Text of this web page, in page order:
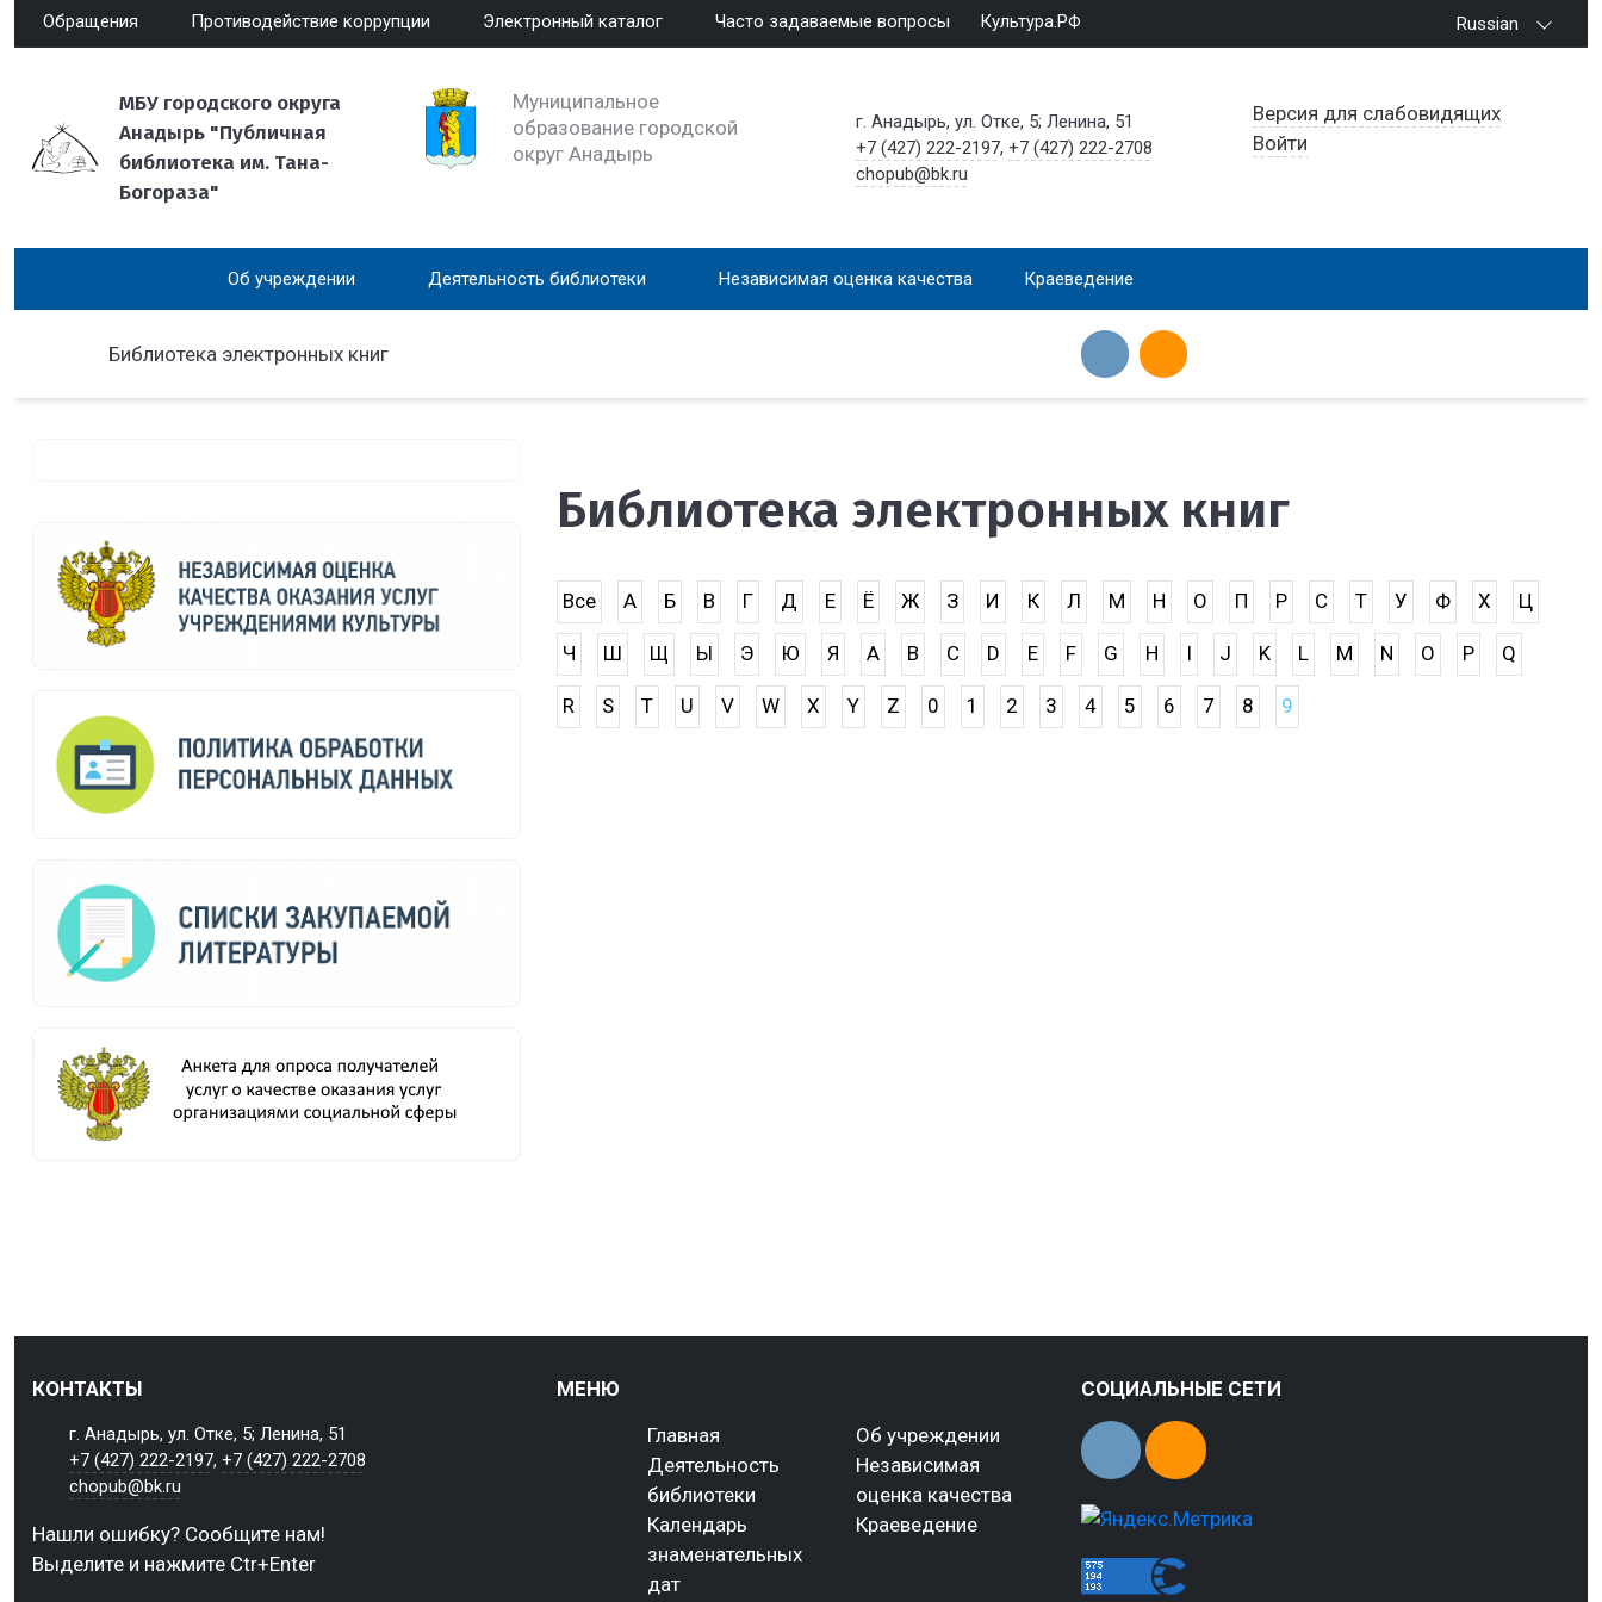
Обращения Противодействие коррупции Электронный каталог Часто задаваемые вопросы Культура.РФ Russian
МБУ городского округа
Анадырь "Публичная
библиотека им. Тана-
Богораза"
Муниципальное
образование городской
округ Анадырь
г. Анадырь, ул. Отке, 5; Ленина, 51
+7 (427) 222-2197,+7 (427) 222-2708
chopub@bk.ru
Версия для слабовидящих
Войти
Об учреждении Деятельность библиотеки Независимая оценка качества Краеведение
Библиотека электронных книг
Библиотека электронных книг
Все А Б В Г Д Е Ё Ж З И К Л М Н О П Р С Т У Ф Х Ц
Ч Ш Щ Ы Э Ю Я A B C D E F G H I J K L M N O P Q
R S T U V W X Y Z 0 1 2 3 4 5 6 7 8 9
КОНТАКТЫ
г. Анадырь, ул. Отке, 5; Ленина, 51
+7 (427) 222-2197,+7 (427) 222-2708
chopub@bk.ru
Нашли ошибку? Сообщите нам!
Выделите и нажмите Ctr+Enter
МЕНЮ
Главная
Об учреждении
Деятельность
библиотеки
Независимая
оценка качества
Календарь
знаменательных
дат
Краеведение
СОЦИАЛЬНЫЕ СЕТИ